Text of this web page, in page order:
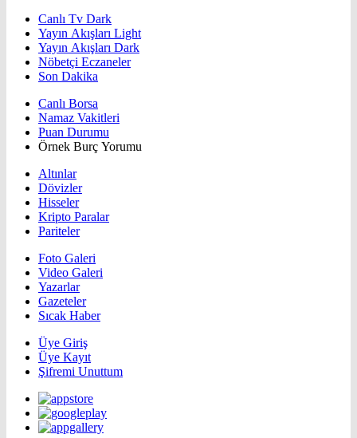
Canlı Tv Dark
Yayın Akışları Light
Yayın Akışları Dark
Nöbetçi Eczaneler
Son Dakika
Canlı Borsa
Namaz Vakitleri
Puan Durumu
Örnek Burç Yorumu
Altınlar
Dövizler
Hisseler
Kripto Paralar
Pariteler
Foto Galeri
Video Galeri
Yazarlar
Gazeteler
Sıcak Haber
Üye Giriş
Üye Kayıt
Şifremi Unuttum